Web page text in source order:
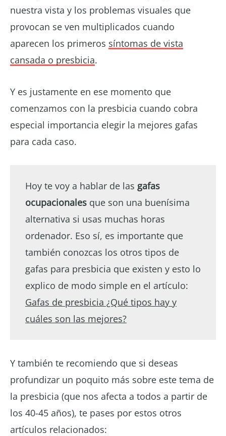
nuestra vista y los problemas visuales que
provocan se ven multiplicados cuando
aparecen los primeros síntomas de vista
cansada o presbicia.
Y es justamente en ese momento que
comenzamos con la presbicia cuando cobra
especial importancia elegir la mejores gafas
para cada caso.
Hoy te voy a hablar de las gafas
ocupacionales que son una buenísima
alternativa si usas muchas horas
ordenador. Eso sí, es importante que
también conozcas los otros tipos de
gafas para presbicia que existen y esto lo
explico de modo simple en el artículo:
Gafas de presbicia ¿Qué tipos hay y
cuáles son las mejores?
Y también te recomiendo que si deseas
profundizar un poquito más sobre este tema de
la presbicia (que nos afecta a todos a partir de
los 40-45 años), te pases por estos otros
artículos relacionados: